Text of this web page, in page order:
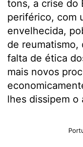
tons, a crise do
periférico, com
envelhecida,
de reumatismo,
falta de ética
mais novos
lhes dissipem o